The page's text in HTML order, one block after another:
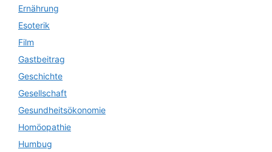
Ernährung
Esoterik
Film
Gastbeitrag
Geschichte
Gesellschaft
Gesundheitsökonomie
Homöopathie
Humbug